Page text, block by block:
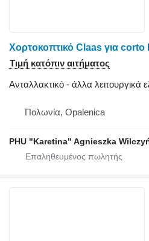
Τιμή κατόπιν αιτήματος
Ανταλλακτικό - άλλα λειτουργικά
Πολωνία, Opalenica
PHU "Karetina" Agnieszka